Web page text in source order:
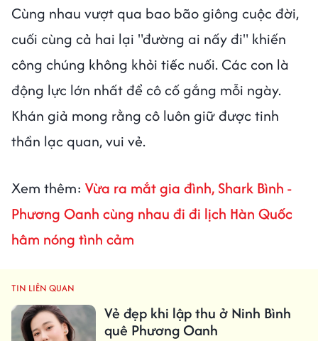
Cùng nhau vượt qua bao bão giông cuộc đời,
cuối cùng cả hai lại "đường ai nấy đi" khiến
công chúng không khỏi tiếc nuối. Các con là
động lực lớn nhất để cô cố gắng mỗi ngày.
Khán giả mong rằng cô luôn giữ được tinh
thần lạc quan, vui vẻ.
Xem thêm: Vừa ra mắt gia đình, Shark Bình -
Phương Oanh cùng nhau đi đi lịch Hàn Quốc
hâm nóng tình cảm
TIN LIÊN QUAN
Vẻ đẹp khi lập thu ở Ninh Bình
quê Phương Oanh